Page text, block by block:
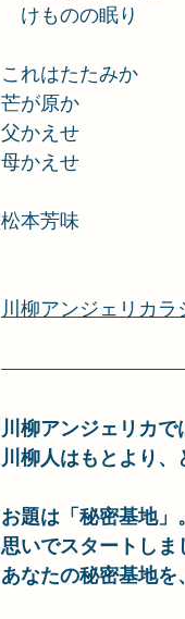
けものの眠り
これはたたみか
芒が原か
父かえせ
母かえせ
松本芳味
川柳アンジェリカ
川柳アンジェリカで
川柳人はもとより、
お題は「秘密基地
思いでスタートしま
あなたの秘密基地を